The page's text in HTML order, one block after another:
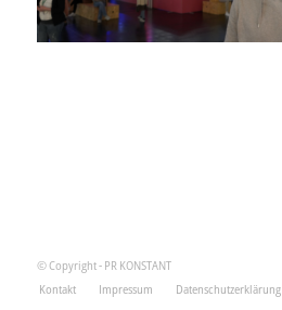
© Copyright - PR KONSTANT
Kontakt
Impressum Datenschutzerklärung